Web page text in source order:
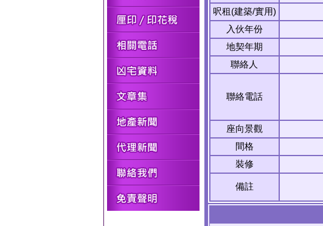
呎租(建築/實用)
入伙年份
地契年期
聯絡人
聯絡電話
座向景觀
間格
裝修
備註